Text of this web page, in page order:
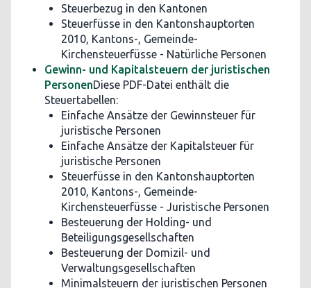
Steuerbezug in den Kantonen
Steuerfüsse in den Kantonshauptorten
2010, Kantons-, Gemeinde-
Kirchensteuerfüsse - Natürliche Personen
Gewinn- und Kapitalsteuern der juristischen
PersonenDiese PDF-Datei enthält die
Steuertabellen:
Einfache Ansätze der Gewinnsteuer für
juristische Personen
Einfache Ansätze der Kapitalsteuer für
juristische Personen
Steuerfüsse in den Kantonshauptorten
2010, Kantons-, Gemeinde-
Kirchensteuerfüsse - Juristische Personen
Besteuerung der Holding- und
Beteiligungsgesellschaften
Besteuerung der Domizil- und
Verwaltungsgesellschaften
Minimalsteuern der juristischen Personen